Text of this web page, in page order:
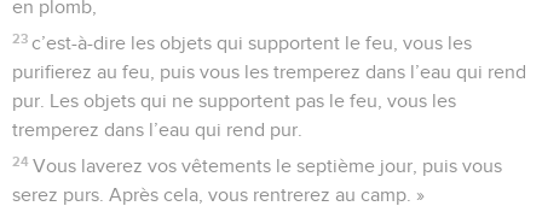
en plomb,
23 c’est-à-dire les objets qui supportent le feu, vous les
purifierez au feu, puis vous les tremperez dans l’eau qui rend
pur. Les objets qui ne supportent pas le feu, vous les
tremperez dans l’eau qui rend pur.
24 Vous laverez vos vêtements le septième jour, puis vous
serez purs. Après cela, vous rentrerez au camp. »